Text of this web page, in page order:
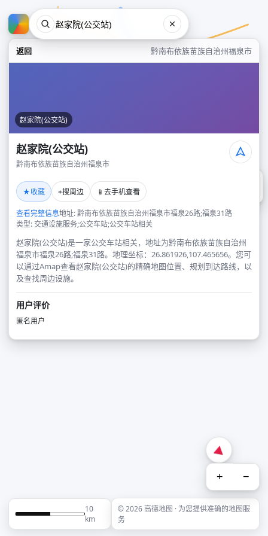
返回 黔南布依族苗族自治州福泉市
赵家院(公交站)
赵家院(公交站)
黔南布依族苗族自治州福泉市
★收藏 ⌖搜周边 📱 去手机查看
查看完整信息地址: 黔南布依族苗族自治州福泉市福泉26路;福泉31路
类型: 交通设施服务;公交车站;公交车站相关
赵家院(公交站)是一家公交车站相关，地址为黔南布依族苗族自治州
福泉市福泉26路;福泉31路。地理坐标：26.861926,107.465656。您可
以通过Amap查看赵家院(公交站)的精确地图位置、规划到达路线，以
及查找周边设施。
用户评价
匿名用户
+ −
10
km
© 2026 高德地图 · 为您提供准确的地图服
务